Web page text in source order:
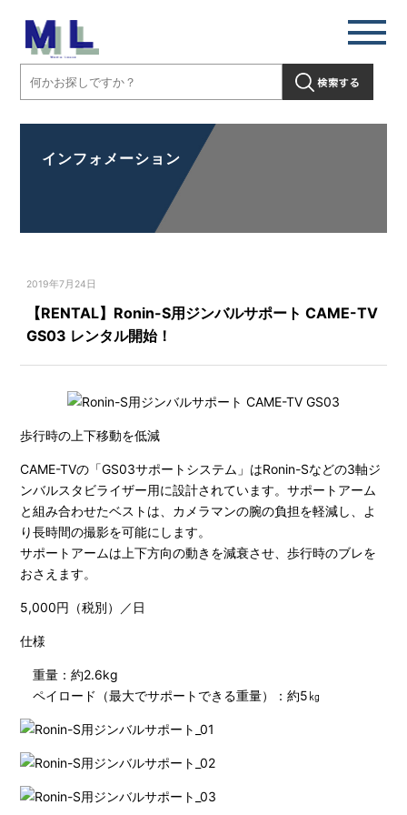
インフォメーション
2019年7月24日
【RENTAL】Ronin-S用ジンバルサポート CAME-TV
GS03 レンタル開始！
歩行時の上下移動を低減
CAME-TVの「GS03サポートシステム」はRonin-Sなどの3軸ジ
ンバルスタビライザー用に設計されています。サポートアーム
と組み合わせたベストは、カメラマンの腕の負担を軽減し、よ
り長時間の撮影を可能にします。
サポートアームは上下方向の動きを減衰させ、歩行時のブレを
おさえます。
5,000円（税別）／日
仕様
重量：約2.6kg
ペイロード（最大でサポートできる重量）：約5㎏